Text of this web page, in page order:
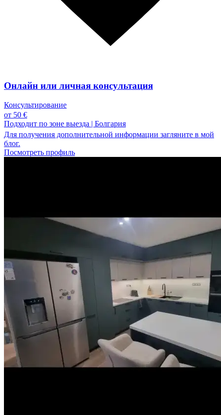
Онлайн или личная консультация
Консультирование
от 50 €
Подходит по зоне выезда | Болгария
Для получения дополнительной информации загляните в мой
блог.
Посмотреть профиль